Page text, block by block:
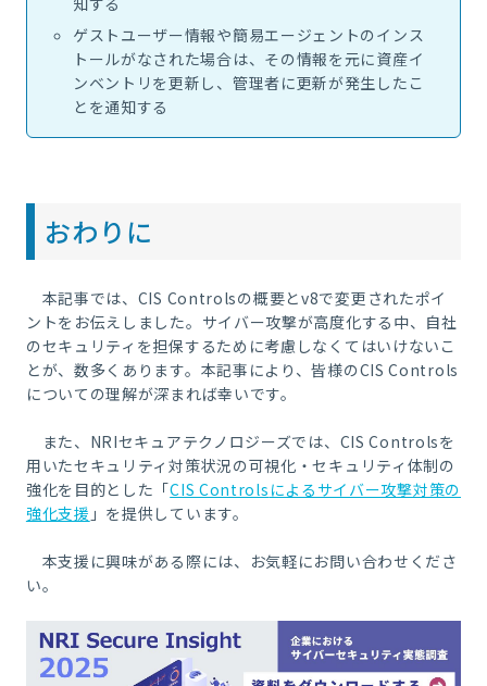
ゲストユーザー情報や簡易エージェントのインス
トールがなされた場合は、その情報を元に資産イ
ンベントリを更新し、管理者に更新が発生したこ
とを通知する
おわりに
本記事では、 CIS Controlsの概要とv8で変更されたポイ
ントをお伝えしました。サイバー攻撃が高度化する中、自社
のセキュリティを担保するために考慮しなくてはいけないこ
とが、数多くあります。本記事により、皆様のCIS Controls
についての理解が深まれば幸いです。
また、 NRIセキュアテクノロジーズでは、 CIS Controlsを
用いたセキュリティ対策状況の可視化・セキュリティ体制の
強化を目的とした「CIS Controls によるサイバー攻撃対策の
強化支援 」を提供しています。
本支援に興味がある際には、お気軽にお問い合わせくださ
い。